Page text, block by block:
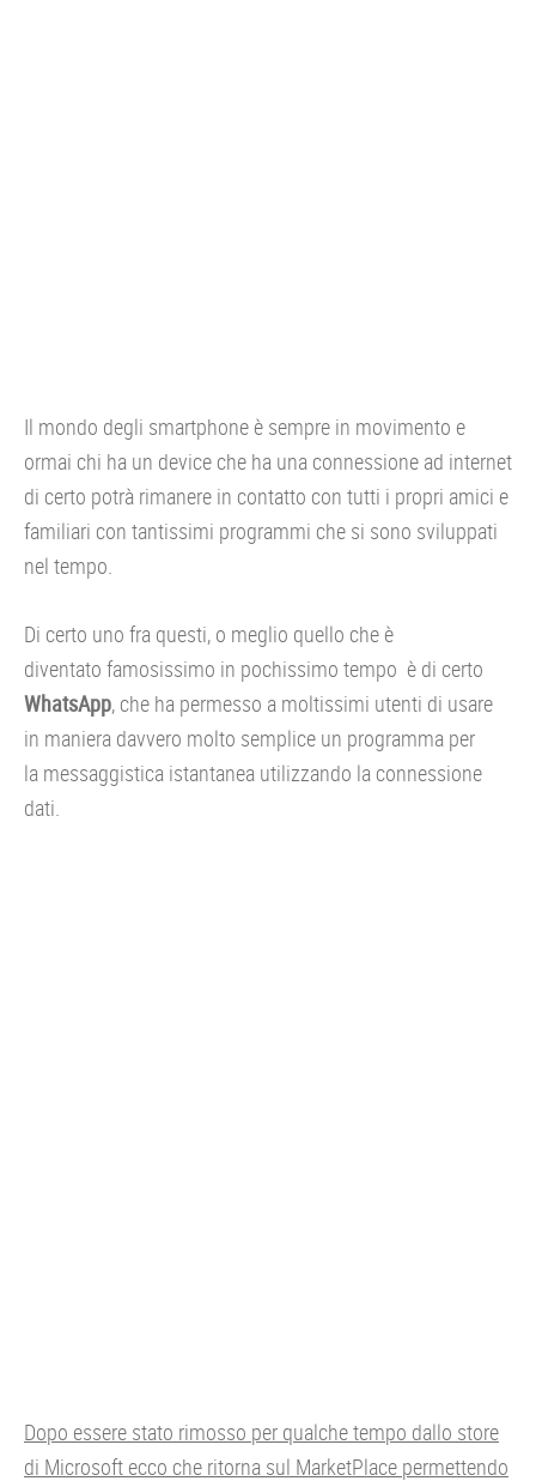
Il mondo degli smartphone è sempre in movimento e
ormai chi ha un device che ha una connessione ad internet
di certo potrà rimanere in contatto con tutti i propri amici e
familiari con tantissimi programmi che si sono sviluppati
nel tempo.
Di certo uno fra questi, o meglio quello che è
diventato famosissimo in pochissimo tempo è di certo
WhatsApp, che ha permesso a moltissimi utenti di usare
in maniera davvero molto semplice un programma per
la messaggistica istantanea utilizzando la connessione
dati.
Dopo essere stato rimosso per qualche tempo dallo store
di Microsoft ecco che ritorna sul MarketPlace permettendo